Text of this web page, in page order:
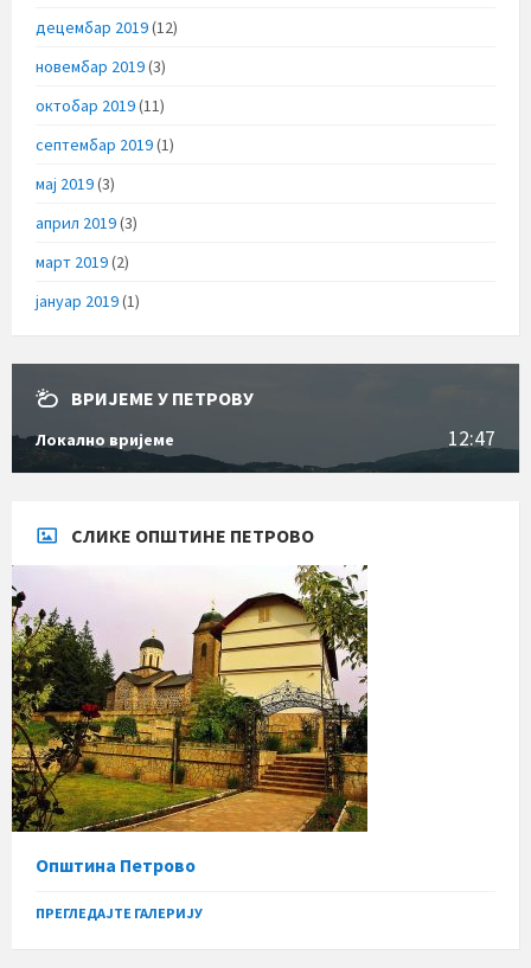
децембар 2019(12)
новембар 2019(3)
октобар 2019(11)
септембар 2019(1)
мај 2019(3)
април 2019(3)
март 2019(2)
јануар 2019(1)
ВРИЈЕМЕ У ПЕТРОВУ
Локално вријеме 12:47
СЛИКЕ ОПШТИНЕ ПЕТРОВО
Општина Петрово
ПРЕГЛЕДАЈТЕ ГАЛЕРИЈУ